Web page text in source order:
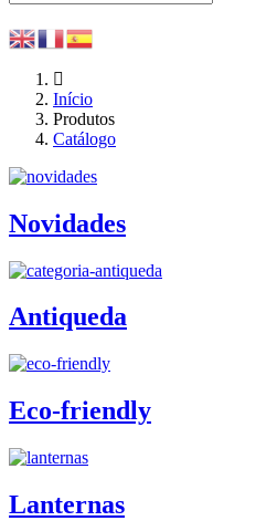
Início
Produtos
Catálogo
Novidades
Antiqueda
Eco-friendly
Lanternas